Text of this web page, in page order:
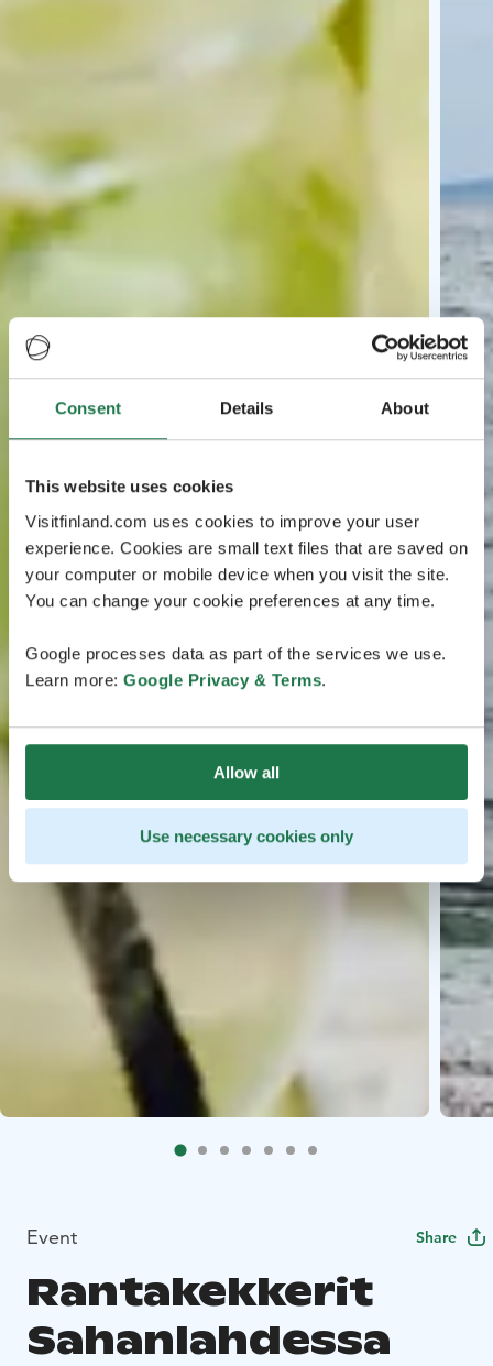
Consent Details About
This website uses cookies
Visitfinland.com uses cookies to improve your user
experience. Cookies are small text files that are saved on
your computer or mobile device when you visit the site.
You can change your cookie preferences at any time.
Google processes data as part of the services we use.
Learn more: Google Privacy & Terms.
Allow all
Use necessary cookies only
Event Share
Rantakekkerit
Sahanlahdessa